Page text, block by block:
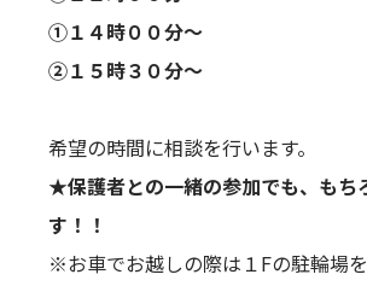
①１４時００分～
②１５時３０分～
希望の時間に相談を行います。
★保護者との一緒の参加でも、もち
す！！
※お車でお越しの際は１Fの駐輪場